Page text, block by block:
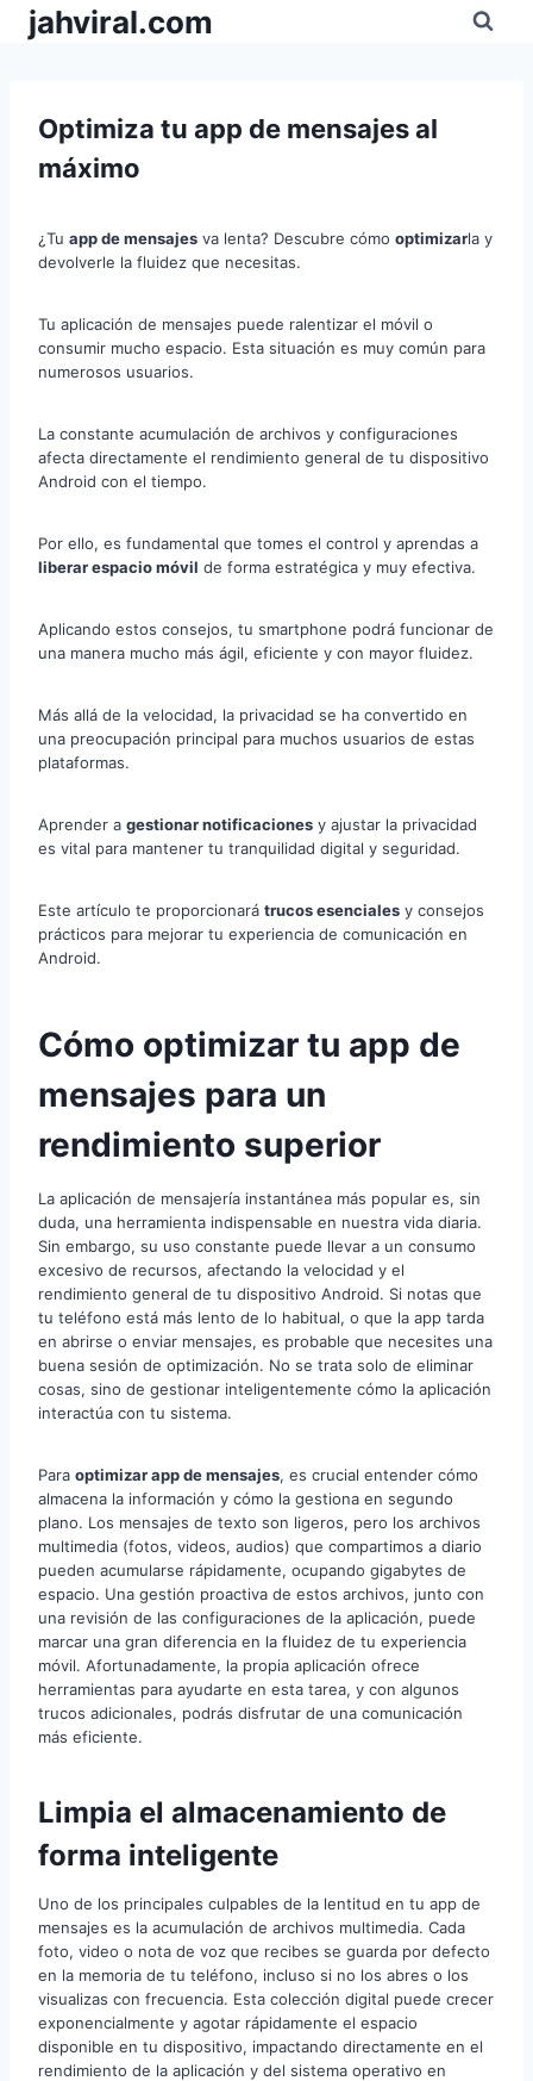
Pular
parajahviral.com
Optimiza tu app de mensajes al
máximo
¿Tu app de mensajes va lenta? Descubre cómo optimizarla y
devolverle la fluidez que necesitas.
Tu aplicación de mensajes puede ralentizar el móvil o
consumir mucho espacio. Esta situación es muy común para
numerosos usuarios.
La constante acumulación de archivos y configuraciones
afecta directamente el rendimiento general de tu dispositivo
Android con el tiempo.
Por ello, es fundamental que tomes el control y aprendas a
liberar espacio móvil de forma estratégica y muy efectiva.
Aplicando estos consejos, tu smartphone podrá funcionar de
una manera mucho más ágil, eficiente y con mayor fluidez.
Más allá de la velocidad, la privacidad se ha convertido en
una preocupación principal para muchos usuarios de estas
plataformas.
Aprender a gestionar notificaciones y ajustar la privacidad
es vital para mantener tu tranquilidad digital y seguridad.
Este artículo te proporcionará trucos esenciales y consejos
prácticos para mejorar tu experiencia de comunicación en
Android.
Cómo optimizar tu app de
mensajes para un
rendimiento superior
La aplicación de mensajería instantánea más popular es, sin
duda, una herramienta indispensable en nuestra vida diaria.
Sin embargo, su uso constante puede llevar a un consumo
excesivo de recursos, afectando la velocidad y el
rendimiento general de tu dispositivo Android. Si notas que
tu teléfono está más lento de lo habitual, o que la app tarda
en abrirse o enviar mensajes, es probable que necesites una
buena sesión de optimización. No se trata solo de eliminar
cosas, sino de gestionar inteligentemente cómo la aplicación
interactúa con tu sistema.
Para optimizar app de mensajes, es crucial entender cómo
almacena la información y cómo la gestiona en segundo
plano. Los mensajes de texto son ligeros, pero los archivos
multimedia (fotos, videos, audios) que compartimos a diario
pueden acumularse rápidamente, ocupando gigabytes de
espacio. Una gestión proactiva de estos archivos, junto con
una revisión de las configuraciones de la aplicación, puede
marcar una gran diferencia en la fluidez de tu experiencia
móvil. Afortunadamente, la propia aplicación ofrece
herramientas para ayudarte en esta tarea, y con algunos
trucos adicionales, podrás disfrutar de una comunicación
más eficiente.
Limpia el almacenamiento de
forma inteligente
Uno de los principales culpables de la lentitud en tu app de
mensajes es la acumulación de archivos multimedia. Cada
foto, video o nota de voz que recibes se guarda por defecto
en la memoria de tu teléfono, incluso si no los abres o los
visualizas con frecuencia. Esta colección digital puede crecer
exponencialmente y agotar rápidamente el espacio
disponible en tu dispositivo, impactando directamente en el
rendimiento de la aplicación y del sistema operativo en